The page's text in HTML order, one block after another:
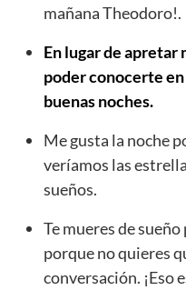
mañana Theodoro!.
En lugar de apretar
poder conocerte
buenas noches.
Me gusta la noche
veríamos las
sueños.
Te mueres de
porque no quieres
conversación. ¡Eso